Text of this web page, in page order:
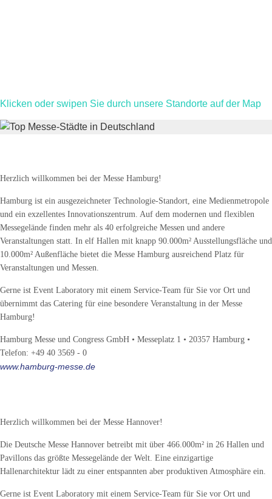
Klicken oder swipen Sie durch unsere Standorte auf der Map
Herzlich willkommen bei der Messe Hamburg!
Hamburg ist ein ausgezeichneter Technologie-Standort, eine Medienmetropole
und ein exzellentes Innovationszentrum. Auf dem modernen und flexiblen
Messegelände finden mehr als 40 erfolgreiche Messen und andere
Veranstaltungen statt. In elf Hallen mit knapp 90.000m² Ausstellungsfläche und
10.000m² Außenfläche bietet die Messe Hamburg ausreichend Platz für
Veranstaltungen und Messen.
Gerne ist Event Laboratory mit einem Service-Team für Sie vor Ort und
übernimmt das Catering für eine besondere Veranstaltung in der Messe
Hamburg!
Hamburg Messe und Congress GmbH • Messeplatz 1 • 20357 Hamburg •
Telefon: +49 40 3569 - 0
www.hamburg-messe.de
Herzlich willkommen bei der Messe Hannover!
Die Deutsche Messe Hannover betreibt mit über 466.000m² in 26 Hallen und
Pavillons das größte Messegelände der Welt. Eine einzigartige
Hallenarchitektur lädt zu einer entspannten aber produktiven Atmosphäre ein.
Gerne ist Event Laboratory mit einem Service-Team für Sie vor Ort und